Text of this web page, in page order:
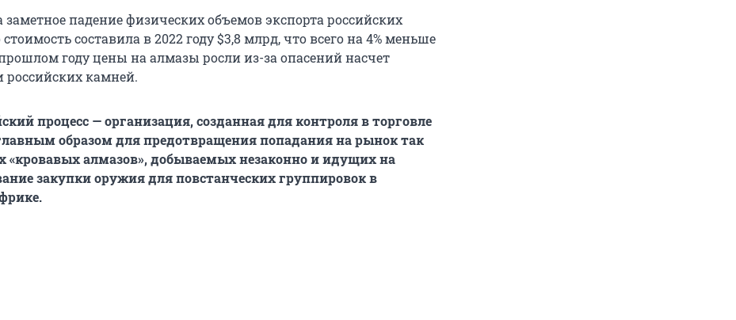
заметное падение физических объемов экспорта российских
стоимость составила в 2022 году $3,8 млрд, что всего на 4% меньше
прошлом году цены на алмазы росли из-за опасений насчет
российских камней.
процесс — организация, созданная для контроля в торговле
образом для предотвращения попадания на рынок так
«кровавых алмазов», добываемых незаконно и идущих на
закупки оружия для повстанческих группировок в